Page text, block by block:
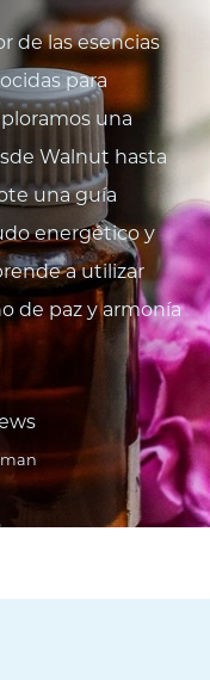
de las esencias
para
una
Walnut hasta
una guía
energético y
a utilizar
de paz y armonía